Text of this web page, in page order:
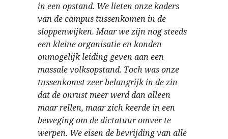
in een opstand. We lieten onze kaders
van de campus tussenkomen in de
sloppenwijken. Maar we zijn nog steeds
een kleine organisatie en konden
onmogelijk leiding geven aan een
massale volksopstand. Toch was onze
tussenkomst zeer belangrijk in de zin
dat de onrust meer werd dan alleen
maar rellen, maar zich keerde in een
beweging om de dictatuur omver te
werpen. We eisen de bevrijding van alle